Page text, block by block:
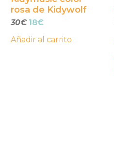
rosa de Kidywolf
30€ El
original
18€
actual
Añadir al carrito